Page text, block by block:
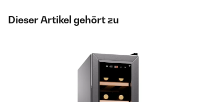
Dieser Artikel gehört zu